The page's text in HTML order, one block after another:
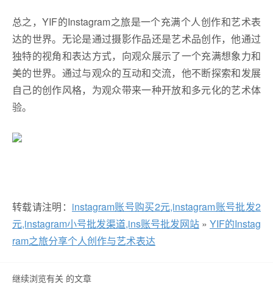
总之，YIF的Instagram之旅是一个充满个人创作和艺术表
达的世界。无论是通过摄影作品还是艺术品创作，他通过
独特的视角和表达方式，向观众展示了一个充满想象力和
美的世界。通过与观众的互动和交流，他不断探索和发展
自己的创作风格，为观众带来一种开放和多元化的艺术体
验。
转载请注明： instagram账号购买2元,instagram账号批发2
元,instagram小号批发渠道,ins账号批发网站 » YIF的Instag
ram之旅分享个人创作与艺术表达
继续浏览有关 的文章